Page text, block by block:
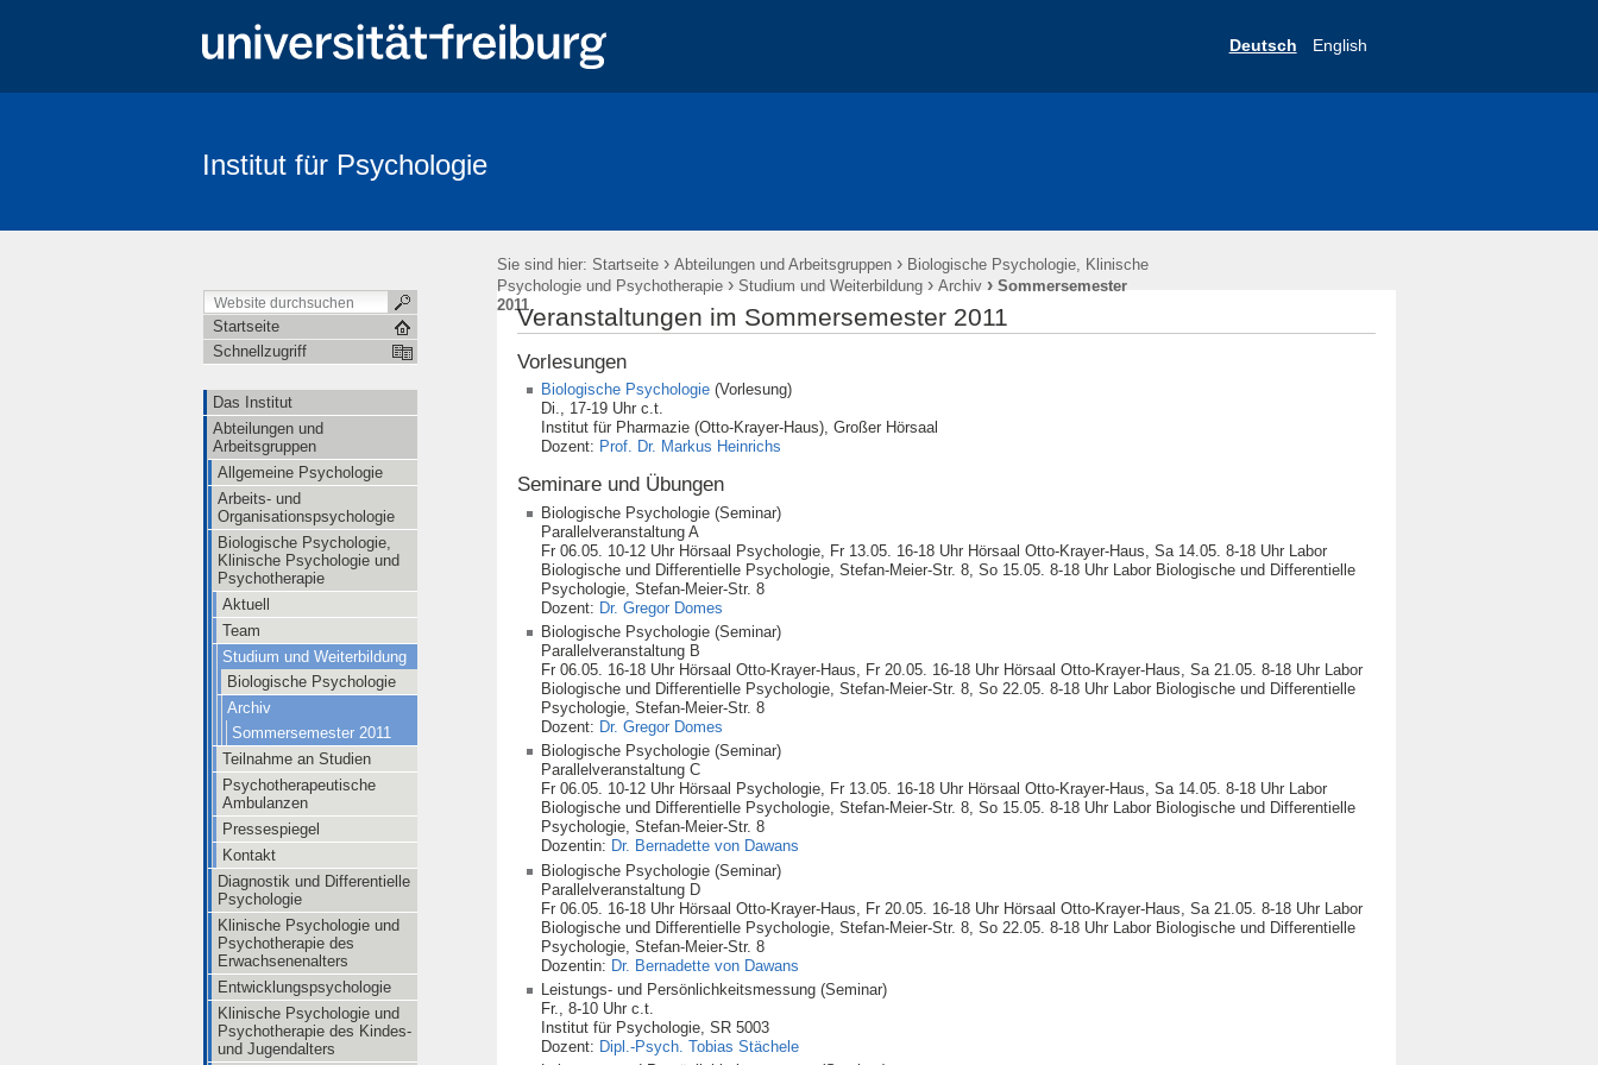
Deutsch English
Institut für Psychologie
Sie sind hier: Startseite › Abteilungen und Arbeitsgruppen › Biologische Psychologie, Klinische
Psychologie und Psychotherapie › Studium und Weiterbildung › Archiv › Sommersemester
2011
Startseite
Schnellzugriff
Das Institut
Abteilungen und
Arbeitsgruppen
Allgemeine Psychologie
Arbeits- und
Organisationspsychologie
Biologische Psychologie,
Klinische Psychologie und
Psychotherapie
Aktuell
Team
Studium und Weiterbildung
Biologische Psychologie
Archiv
Sommersemester 2011
Teilnahme an Studien
Psychotherapeutische
Ambulanzen
Pressespiegel
Kontakt
Diagnostik und Differentielle
Psychologie
Klinische Psychologie und
Psychotherapie des
Erwachsenenalters
Entwicklungspsychologie
Klinische Psychologie und
Psychotherapie des Kindes-
und Jugendalters
Veranstaltungen im Sommersemester 2011
Vorlesungen
Biologische Psychologie(Vorlesung)
Di., 17-19 Uhr c.t.
Institut für Pharmazie (Otto-Krayer-Haus), Großer Hörsaal
Dozent: Prof. Dr. Markus Heinrichs
Seminare und Übungen
Biologische Psychologie (Seminar)
Parallelveranstaltung A
Fr 06.05. 10-12 Uhr Hörsaal Psychologie, Fr 13.05. 16-18 Uhr Hörsaal Otto-Krayer-Haus, Sa 14.05. 8-18 Uhr Labor
Biologische und Differentielle Psychologie, Stefan-Meier-Str. 8, So 15.05. 8-18 Uhr Labor Biologische und Differentielle
Psychologie, Stefan-Meier-Str. 8
Dozent: Dr. Gregor Domes
Biologische Psychologie (Seminar)
Parallelveranstaltung B
Fr 06.05. 16-18 Uhr Hörsaal Otto-Krayer-Haus, Fr 20.05. 16-18 Uhr Hörsaal Otto-Krayer-Haus, Sa 21.05. 8-18 Uhr Labor
Biologische und Differentielle Psychologie, Stefan-Meier-Str. 8, So 22.05. 8-18 Uhr Labor Biologische und Differentielle
Psychologie, Stefan-Meier-Str. 8
Dozent: Dr. Gregor Domes
Biologische Psychologie (Seminar)
Parallelveranstaltung C
Fr 06.05. 10-12 Uhr Hörsaal Psychologie, Fr 13.05. 16-18 Uhr Hörsaal Otto-Krayer-Haus, Sa 14.05. 8-18 Uhr Labor
Biologische und Differentielle Psychologie, Stefan-Meier-Str. 8, So 15.05. 8-18 Uhr Labor Biologische und Differentielle
Psychologie, Stefan-Meier-Str. 8
Dozentin: Dr. Bernadette von Dawans
Biologische Psychologie (Seminar)
Parallelveranstaltung D
Fr 06.05. 16-18 Uhr Hörsaal Otto-Krayer-Haus, Fr 20.05. 16-18 Uhr Hörsaal Otto-Krayer-Haus, Sa 21.05. 8-18 Uhr Labor
Biologische und Differentielle Psychologie, Stefan-Meier-Str. 8, So 22.05. 8-18 Uhr Labor Biologische und Differentielle
Psychologie, Stefan-Meier-Str. 8
Dozentin: Dr. Bernadette von Dawans
Leistungs- und Persönlichkeitsmessung (Seminar)
Fr., 8-10 Uhr c.t.
Institut für Psychologie, SR 5003
Dozent: Dipl.-Psych. Tobias Stächele